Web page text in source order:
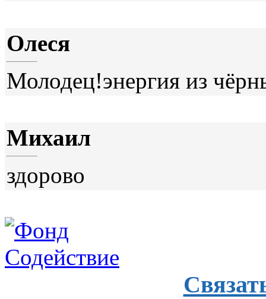
Олеся
Молодец!энергия из
Михаил
здорово